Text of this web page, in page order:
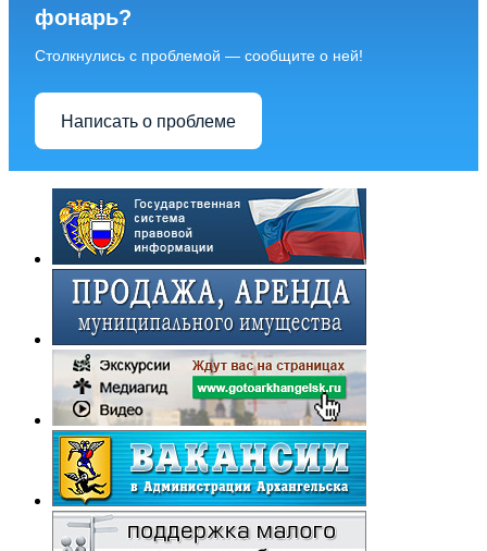
фонарь?
Столкнулись с проблемой — сообщите о ней!
Написать о проблеме